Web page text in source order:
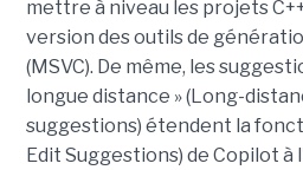
mettre à niveau les projets
version des outils de
(MSVC). De même, les
longue distance » (Long-
suggestions) étendent la
Edit Suggestions) de Copilot